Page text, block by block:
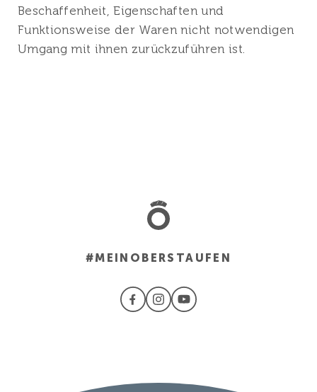
Beschaffenheit, Eigenschaften und
Funktionsweise der Waren nicht notwendigen
Umgang mit ihnen zurückzuführen ist.
#MEINOBERSTAUFEN